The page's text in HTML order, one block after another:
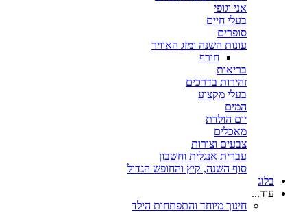
אני וגופי
בעלי חיים
סופרים
עונות השנה ומזג האוויר
חורף
בריאות
זהירות בדרכים
בעלי מקצוע
המים
יום הולדת
מאכלים
צבעים וצורות
עברית אנגלית וחשבון
סוף השנה, קיץ והחופש הגדול
בלוג
עוד...
חינוך מיוחד והתפתחות הילד